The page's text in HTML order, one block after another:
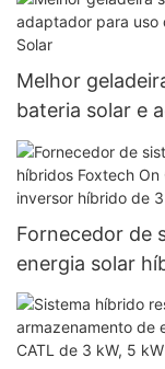
Melhor
bateria solar e
Preço de
Fornecedor de
energia solar
com bateria de
kW e 5 kW